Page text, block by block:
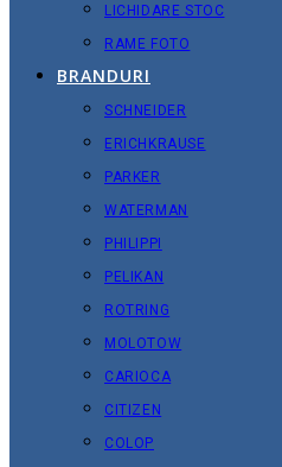
LICHIDARE STOC
RAME FOTO
BRANDURI
SCHNEIDER
ERICHKRAUSE
PARKER
WATERMAN
PHILIPPI
PELIKAN
ROTRING
MOLOTOW
CARIOCA
CITIZEN
COLOP